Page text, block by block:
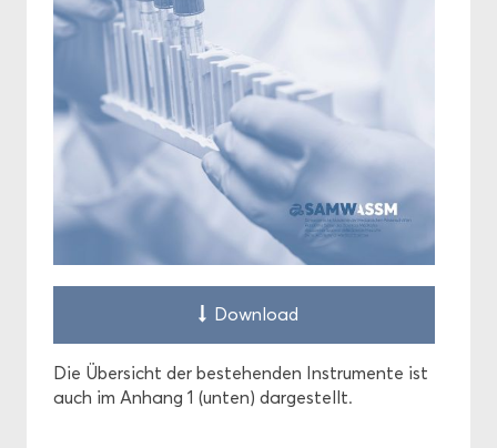
Down­load
Die Über­sicht der be­stehen­den In­stru­men­te ist
auch im An­hang 1 (unten) dar­ge­stellt.